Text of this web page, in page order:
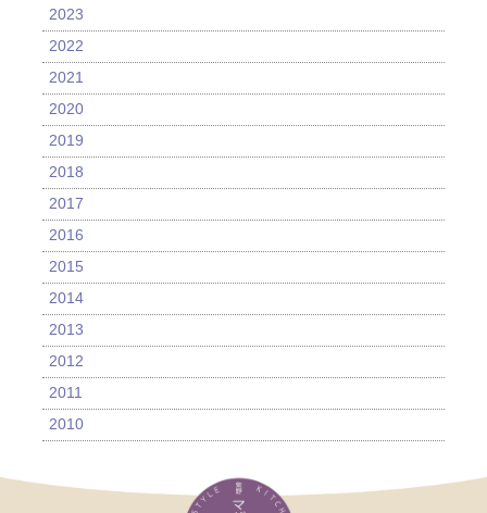
2023
2022
2021
2020
2019
2018
2017
2016
2015
2014
2013
2012
2011
2010